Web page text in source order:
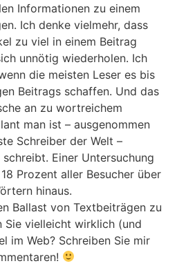
Informationen zu einem
Ich denke vielmehr, dass
zu viel in einem Beitrag
unnötig wiederholen. Ich
die meisten Leser es bis
Beitrags schaffen. Und das
an zu wortreichem
man ist – ausgenommen
Schreiber der Welt –
Einer Untersuchung
Prozent aller Besucher über
hinaus.
Ballast von Textbeiträgen zu
Sie vielleicht wirklich (und
im Web? Schreiben Sie mir